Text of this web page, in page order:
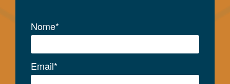
Nome*
Email*